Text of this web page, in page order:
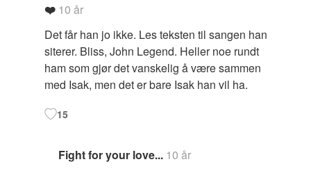
❤️ 10 år
Det får han jo ikke. Les teksten til sangen han
siterer. Bliss, John Legend. Heller noe rundt
ham som gjør det vanskelig å være sammen
med Isak, men det er bare Isak han vil ha.
15
Fight for your love... 10 år